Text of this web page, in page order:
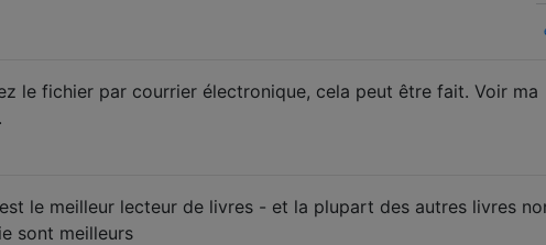
le fichier par courrier électronique, cela peut être fait. Voir ma
le meilleur lecteur de livres - et la plupart des autres livres
sont meilleurs